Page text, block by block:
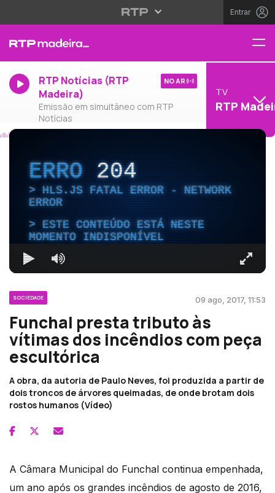
Entrar
RTP Notícias (RTP
Madeira)
Emissão em simultâneo com RTP
Notícias
NO AR
TV
RTP
ERRO204
HLS.JS FATAL ERROR - NETWORK
ERROR
ESTE CONTEÚDO ESTÁ NESTE
MOMENTO INDISPONÍVEL
SOCIEDADE 09 ago, 2017, 11:53
Funchal presta tributo às
vítimas dos incêndios com peça
escultórica
A obra, da autoria de Paulo Neves, foi produzida a partir de
dois troncos de árvores queimadas, de onde brotam dois
rostos humanos (Vídeo)
A Câmara Municipal do Funchal continua empenhada,
um ano após os grandes incêndios de agosto de 2016,